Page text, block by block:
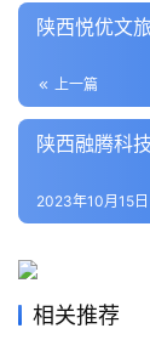
生
活
旅
游
市
陕西悦优文
上一篇
陕西融腾科
2023年10月15
相关推荐